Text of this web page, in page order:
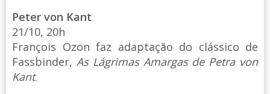
Peter von Kant
21/10, 20h
François Ozon faz adaptação do clássico de
Fassbinder, As Lágrimas Amargas de Petra von
Kant.